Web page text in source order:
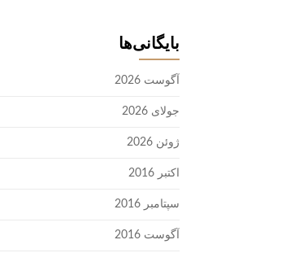
بایگانی‌ها
آگوست 2026
جولای 2026
ژوئن 2026
اکتبر 2016
سپتامبر 2016
آگوست 2016